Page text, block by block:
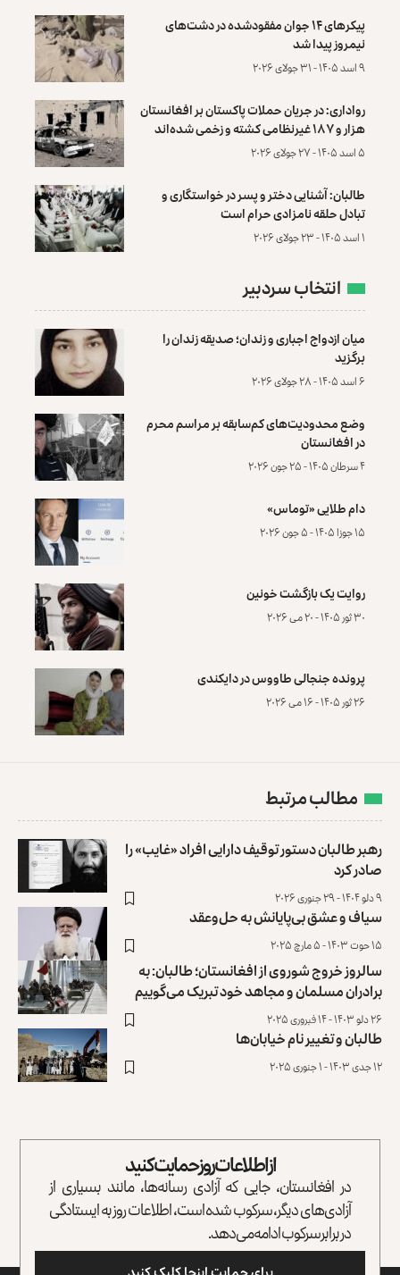
پیکرهای ۱۴ جوان مفقودشده در دشت‌های
نیمروز پیدا شد
۹ اسد ۱۴۰۵ - ۳۱ جولای ۲۰۲۶
رواداری: در جریان حملات پاکستان بر افغانستان
هزار و ۱۸۷ غیرنظامی کشته و زخمی شده‌اند
۵ اسد ۱۴۰۵ - ۲۷ جولای ۲۰۲۶
طالبان: آشنایی دختر و پسر در خواستگاری و
تبادل حلقه نامزادی حرام است
۱ اسد ۱۴۰۵ - ۲۳ جولای ۲۰۲۶
انتخاب سردبیر
میان ازدواج اجباری و زندان؛ صدیقه زندان را
برگزید
۶ اسد ۱۴۰۵ - ۲۸ جولای ۲۰۲۶
وضع محدودیت‌های کم‌سابقه بر مراسم محرم
در افغانستان
۴ سرطان ۱۴۰۵ - ۲۵ جون ۲۰۲۶
دام طلایی «توماس»
۱۵ جوزا ۱۴۰۵ - ۵ جون ۲۰۲۶
روایت یک بازگشت خونین
۳۰ ثور ۱۴۰۵ - ۲۰ می ۲۰۲۶
پرونده‌ جنجالی طاووس در دایکندی
۲۶ ثور ۱۴۰۵ - ۱۶ می ۲۰۲۶
مطالب مرتبط
رهبر طالبان دستور توقیف دارایی افراد «غایب» را
صادر کرد
۹ دلو ۱۴۰۴ - ۲۹ جنوری ۲۰۲۶
سیاف و عشق بی‌پایانش به حل‌وعقد
۱۵ حوت ۱۴۰۳ - ۵ مارچ ۲۰۲۵
سالروز خروج شوروی از افغانستان؛ طالبان: به
برادران مسلمان و مجاهد خود تبریک می‌گوییم
۲۶ دلو ۱۴۰۳ - ۱۴ فبروری ۲۰۲۵
طالبان و تغییر نام خیابان‌ها
۱۲ جدی ۱۴۰۳ - ۱ جنوری ۲۰۲۵
از اطلاعات روز حمایت کنید
در افغانستان، جایی که آزادی رسانه‌ها، مانند بسیاری از
آزادی‌های دیگر، سرکوب شده است، اطلاعات روز به ایستادگی
در برابر سرکوب ادامه می‌دهد.